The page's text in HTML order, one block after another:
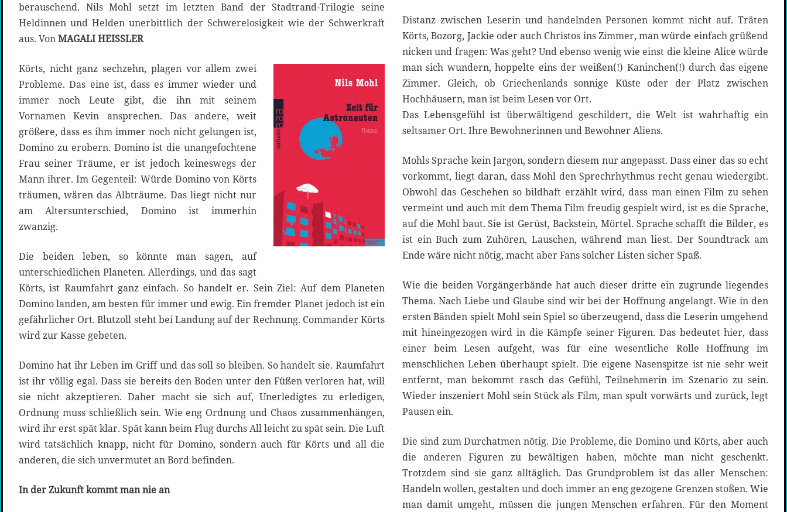
berauschend. Nils Mohl setzt im letzten Band der Stadtrand-Trilogie seine
Heldinnen und Helden unerbittlich der Schwerelosigkeit wie der Schwerkraft
aus. VonMAGALI HEISSLER
Körts, nicht ganz sechzehn, plagen vor allem zwei
Probleme. Das eine ist, dass es immer wieder und
immer noch Leute gibt, die ihn mit seinem
Vornamen Kevin ansprechen. Das andere, weit
größere, dass es ihm immer noch nicht gelungen ist,
Domino zu erobern. Domino ist die unangefochtene
Frau seiner Träume, er ist jedoch keineswegs der
Mann ihrer. Im Gegenteil: Würde Domino von Körts
träumen, wären das Albträume. Das liegt nicht nur
am Altersunterschied, Domino ist immerhin
zwanzig.
Die beiden leben, so könnte man sagen, auf
unterschiedlichen Planeten. Allerdings, und das sagt
Körts, ist Raumfahrt ganz einfach. So handelt er. Sein Ziel: Auf dem Planeten
Domino landen, am besten für immer und ewig. Ein fremder Planet jedoch ist ein
gefährlicher Ort. Blutzoll steht bei Landung auf der Rechnung. Commander Körts
wird zur Kasse gebeten.
Domino hat ihr Leben im Griff und das soll so bleiben. So handelt sie. Raumfahrt
ist ihr völlig egal. Dass sie bereits den Boden unter den Füßen verloren hat, will
sie nicht akzeptieren. Daher macht sie sich auf, Unerledigtes zu erledigen,
Ordnung muss schließlich sein. Wie eng Ordnung und Chaos zusammenhängen,
wird ihr erst spät klar. Spät kann beim Flug durchs All leicht zu spät sein. Die Luft
wird tatsächlich knapp, nicht für Domino, sondern auch für Körts und all die
anderen, die sich unvermutet an Bord befinden.
In der Zukunft kommt man nie an
Distanz zwischen Leserin und handelnden Personen kommt nicht auf. Träten
Körts, Bozorg, Jackie oder auch Christos ins Zimmer, man würde einfach grüßend
nicken und fragen: Was geht? Und ebenso wenig wie einst die kleine Alice würde
man sich wundern, hoppelte eins der weißen(!) Kaninchen(!) durch das eigene
Zimmer. Gleich, ob Griechenlands sonnige Küste oder der Platz zwischen
Hochhäusern, man ist beim Lesen vor Ort.
Das Lebensgefühl ist überwältigend geschildert, die Welt ist wahrhaftig ein
seltsamer Ort. Ihre Bewohnerinnen und Bewohner Aliens.
Mohls Sprache kein Jargon, sondern diesem nur angepasst. Dass einer das so echt
vorkommt, liegt daran, dass Mohl den Sprechrhythmus recht genau wiedergibt.
Obwohl das Geschehen so bildhaft erzählt wird, dass man einen Film zu sehen
vermeint und auch mit dem Thema Film freudig gespielt wird, ist es die Sprache,
auf die Mohl baut. Sie ist Gerüst, Backstein, Mörtel. Sprache schafft die Bilder, es
ist ein Buch zum Zuhören, Lauschen, während man liest. Der Soundtrack am
Ende wäre nicht nötig, macht aber Fans solcher Listen sicher Spaß.
Wie die beiden Vorgängerbände hat auch dieser dritte ein zugrunde liegendes
Thema. Nach Liebe und Glaube sind wir bei der Hoffnung angelangt. Wie in den
ersten Bänden spielt Mohl sein Spiel so überzeugend, dass die Leserin umgehend
mit hineingezogen wird in die Kämpfe seiner Figuren. Das bedeutet hier, dass
einer beim Lesen aufgeht, was für eine wesentliche Rolle Hoffnung im
menschlichen Leben überhaupt spielt. Die eigene Nasenspitze ist nie sehr weit
entfernt, man bekommt rasch das Gefühl, Teilnehmerin im Szenario zu sein.
Wieder inszeniert Mohl sein Stück als Film, man spult vorwärts und zurück, legt
Pausen ein.
Die sind zum Durchatmen nötig. Die Probleme, die Domino und Körts, aber auch
die anderen Figuren zu bewältigen haben, möchte man nicht geschenkt.
Trotzdem sind sie ganz alltäglich. Das Grundproblem ist das aller Menschen:
Handeln wollen, gestalten und doch immer an eng gezogene Grenzen stoßen. Wie
man damit umgeht, müssen die jungen Menschen erfahren. Für den Moment